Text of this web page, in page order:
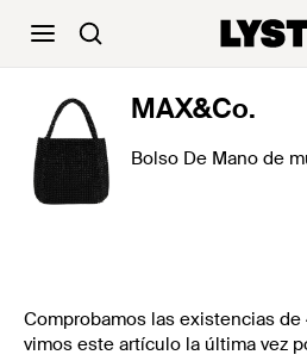
MAX&Co.
Bolso De Mano de
Comprobamos las existencias
vimos este artículo la última vez